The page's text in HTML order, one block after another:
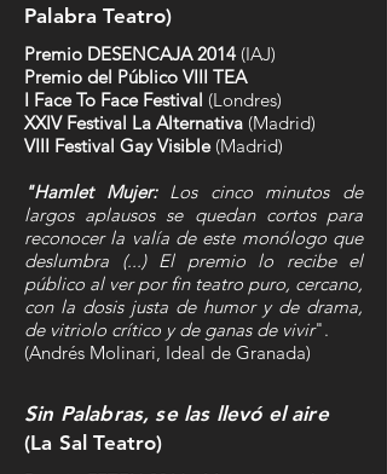
Palabra Teatro)
Premio DESENCAJA 2014 (IAJ)
Premio del Público VIII TEA
I Face To Face Festival (Londres)
XXIV Festival La Alternativa (Madrid)
VIII Festival Gay Visible(Madrid)
"Hamlet Mujer: Los cinco minutos de
largos aplausos se quedan cortos para
reconocer la valía de este monólogo que
deslumbra (...) El premio lo recibe el
público al ver por fin teatro puro, cercano,
con la dosis justa de humor y de drama,
de vitriolo crítico y de ganas de vivir".
(Andrés Molinari, Ideal de Granada)
Sin Palabras, se las llevó el aire
(La Sal Teatro)